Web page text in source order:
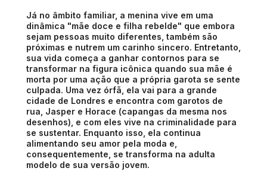
Já no âmbito familiar, a menina vive em uma
dinâmica "mãe doce e filha rebelde" que embora
sejam pessoas muito diferentes, também são
próximas e nutrem um carinho sincero. Entretanto,
sua vida começa a ganhar contornos para se
transformar na figura icônica quando sua mãe é
morta por uma ação que a própria garota se sente
culpada. Uma vez órfã, ela vai para a grande
cidade de Londres e encontra com garotos de
rua, Jasper e Horace (capangas da mesma nos
desenhos), e com eles vive na criminalidade para
se sustentar. Enquanto isso, ela continua
alimentando seu amor pela moda e,
consequentemente, se transforma na adulta
modelo de sua versão jovem.